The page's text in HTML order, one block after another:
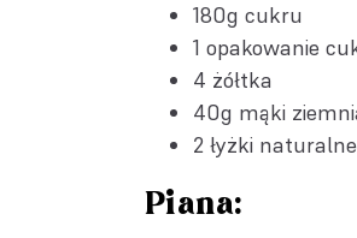
180g cukru
1 opakowanie
4 żółtka
40g mąki
2 łyżki
Piana: